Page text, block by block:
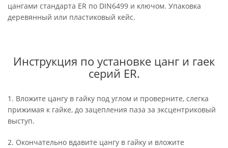
цангами стандарта ER по DIN6499 и ключом. Упаковка
деревянный или пластиковый кейс.
Инструкция по установке цанг и гаек
серий ER.
1. Вложите цангу в гайку под углом и проверните, слегка
прижимая к гайке, до зацепления паза за эксцентриковый
выступ.
2. Окончательно вдавите цангу в гайку и вложите